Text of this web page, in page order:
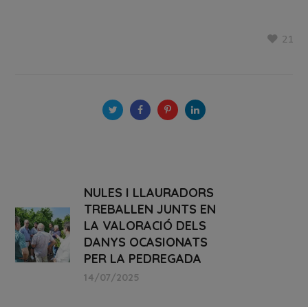
21
NULES I LLAURADORS
TREBALLEN JUNTS EN
LA VALORACIÓ DELS
DANYS OCASIONATS
PER LA PEDREGADA
14/07/2025